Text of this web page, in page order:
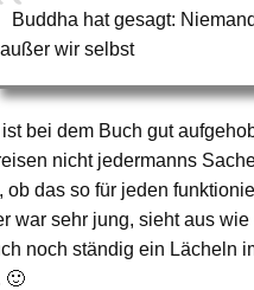
Buddha hat gesagt:
außer wir selbst
bei dem Buch gut
nicht jedermanns
ob das so für jeden
war sehr jung, sieht aus
noch ständig ein Lächeln
🙂